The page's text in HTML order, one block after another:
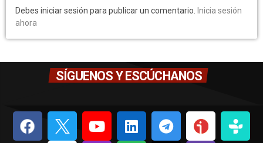
Debes iniciar sesión para publicar un comentario. Inicia sesión
ahora
SÍGUENOS Y ESCÚCHANOS